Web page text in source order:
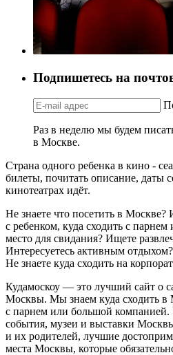
Подпишетесь на
Раз в неделю мы будем
в Москве.
Страна одного ребенка в кино -
билеты, почитать описание, даты
кинотеатрах идёт.
Не знаете что посетить в Москве?
с ребенком, куда сходить с
место для свидания? Ищете
Интересуетесь активным
Не знаете куда сходить на
Кудамоскоу — это лучший сайт о
Москвы. Мы знаем куда сходить в
с парнем или большой компанией.
события, музеи и выставки
и их родителей, лучшие
места Москвы, которые